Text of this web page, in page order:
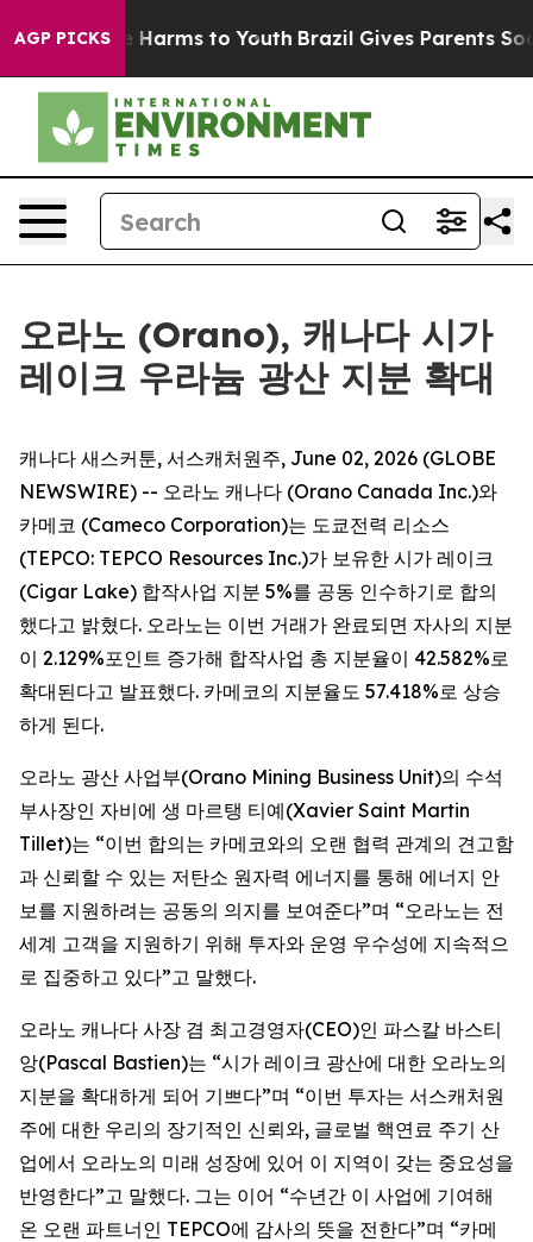
AGP PICKS
to Abate Harms to Youth Brazil Gives Parents Social
오라노 (Orano), 캐나다 시가
레이크 우라늄 광산 지분 확대
캐나다 새스커툰, 서스캐처원주, June 02, 2026 (GLOBE
NEWSWIRE) -- 오라노 캐나다 (Orano Canada Inc.)와
카메코 (Cameco Corporation)는 도쿄전력 리소스
(TEPCO: TEPCO Resources Inc.)가 보유한 시가 레이크
(Cigar Lake) 합작사업 지분 5%를 공동 인수하기로 합의
했다고 밝혔다. 오라노는 이번 거래가 완료되면 자사의 지분
이 2.129%포인트 증가해 합작사업 총 지분율이 42.582%로
확대된다고 발표했다. 카메코의 지분율도 57.418%로 상승
하게 된다.
오라노 광산 사업부(Orano Mining Business Unit)의 수석
부사장인 자비에 생 마르탱 티예(Xavier Saint Martin
Tillet)는 “이번 합의는 카메코와의 오랜 협력 관계의 견고함
과 신뢰할 수 있는 저탄소 원자력 에너지를 통해 에너지 안
보를 지원하려는 공동의 의지를 보여준다”며 “오라노는 전
세계 고객을 지원하기 위해 투자와 운영 우수성에 지속적으
로 집중하고 있다”고 말했다.
오라노 캐나다 사장 겸 최고경영자(CEO)인 파스칼 바스티
앙(Pascal Bastien)는 “시가 레이크 광산에 대한 오라노의
지분을 확대하게 되어 기쁘다”며 “이번 투자는 서스캐처원
주에 대한 우리의 장기적인 신뢰와, 글로벌 핵연료 주기 산
업에서 오라노의 미래 성장에 있어 이 지역이 갖는 중요성을
반영한다”고 말했다. 그는 이어 “수년간 이 사업에 기여해
온 오랜 파트너인 TEPCO에 감사의 뜻을 전한다”며 “카메